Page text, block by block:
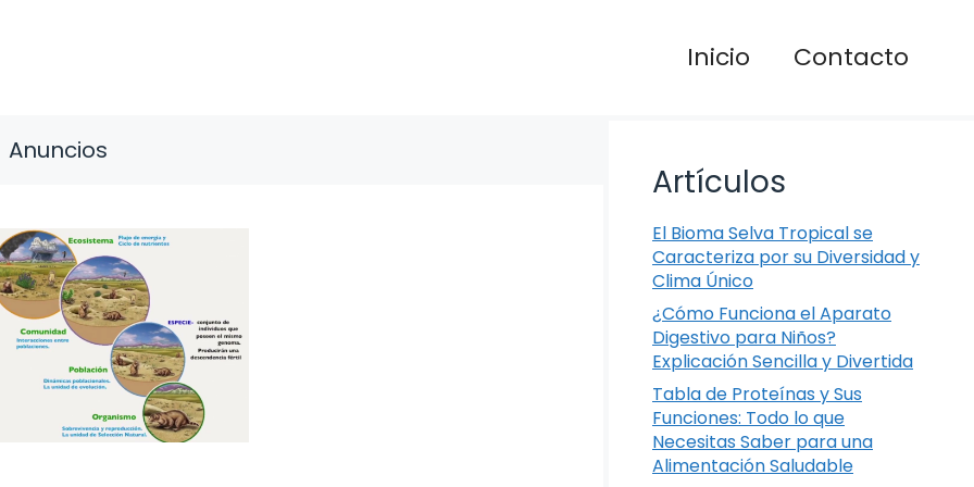
Inicio Contacto
Anuncios
Artículos
El Bioma Selva Tropical se
Caracteriza por su Diversidad y
Clima Único
¿Cómo Funciona el Aparato
Digestivo para Niños?
Explicación Sencilla y Divertida
Tabla de Proteínas y Sus
Funciones: Todo lo que
Necesitas Saber para una
Alimentación Saludable